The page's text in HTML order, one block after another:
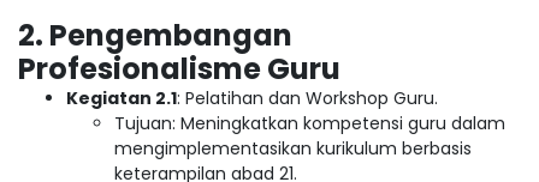
2. Pengembangan
Profesionalisme Guru
Kegiatan 2.1: Pelatihan dan Workshop Guru.
Tujuan: Meningkatkan kompetensi guru dalam
mengimplementasikan kurikulum berbasis
keterampilan abad 21.